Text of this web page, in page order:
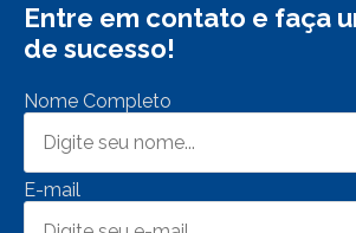
Entre em contato e faça
de sucesso!
Nome Completo
E-mail